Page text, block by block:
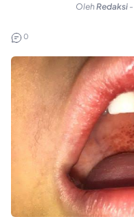
OlehRedaksi -
0